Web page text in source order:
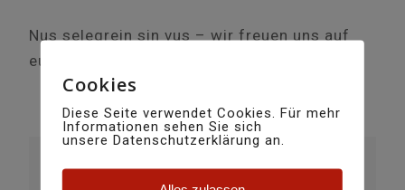
Nus selegrein sin vus – wir freuen uns auf
euch!
Cookies
Diese Seite verwendet Cookies. Für mehr
Informationen sehen Sie sich
unsere Datenschutzerklärung an.